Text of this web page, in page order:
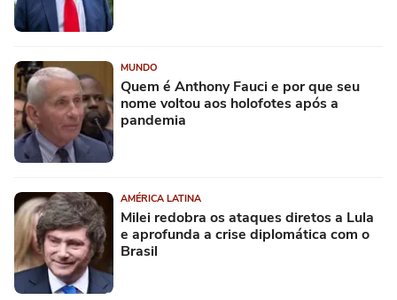
MUNDO
Quem é Anthony Fauci e por que seu
nome voltou aos holofotes após a
pandemia
AMÉRICA LATINA
Milei redobra os ataques diretos a Lula
e aprofunda a crise diplomática com o
Brasil